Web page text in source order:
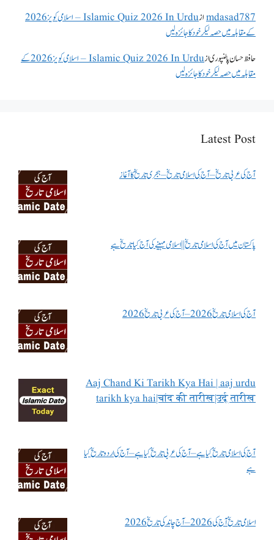
mdasad787از
Islamic Quiz 2026 In Urdu – اسلامی کویز 2026
کے مقابلہ میں حصہ لیکر خود کا جائزہ لیں
حافظ حسان پالنپوریاز
Islamic Quiz 2026 In Urdu – اسلامی کویز 2026 کے
مقابلہ میں حصہ لیکر خود کا جائزہ لیں
Latest Post
آج کی عربی تاریخ – آج کی اسلامی تاریخ – ہجری تاریخ کا آغاز
پاکستان میں آج کی اسلامی تاریخ || اسلامی مہینے کی آج کیا تاریخ ہے
آج کی اسلامی تاریخ 2026 – آج کی عربی تاریخ 2026
Aaj Chand Ki Tarikh Kya Hai | aaj urdu
tarikh kya hai|चांद की तारीख|उर्दू तारीख
آج کی اسلامی تاریخ کیا ہے – آج کی عربی تاریخ کیا ہے – آج کی اردو تاریخ کیا
ہے
اسلامی تاریخ آج کی 2026 – آج چاند کی تاریخ 2026